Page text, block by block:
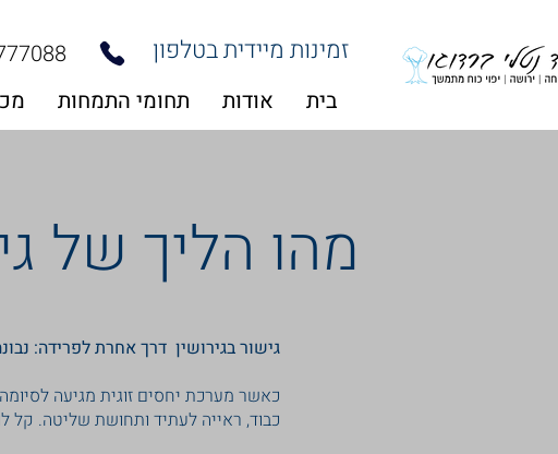
זמינות מיידית בטלפון
בית אודות תחומי התמחות
מהו הליך של
גישור בגירושין דרך אחרת לפרידה:
כאשר מערכת יחסים זוגית מגיעה
כבוד, ראייה לעתיד ותחושת שליטה. קל